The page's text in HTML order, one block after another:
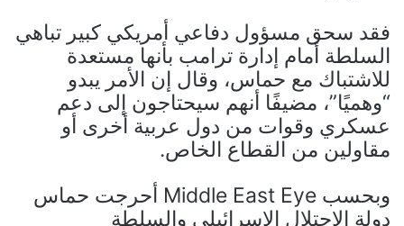
فقد سحق مسؤول دفاعي أمريكي كبير تباهي
السلطة أمام إدارة ترامب بأنها مستعدة
للاشتباك مع حماس، وقال إن الأمر يبدو
“وهميًا”، مضيفًا أنهم سيحتاجون إلى دعم
عسكري وقوات من دول عربية أخرى أو
مقاولين من القطاع الخاص.
وبحسب Middle East Eye أحرجت حماس
دولة الاحتلال الإسرائيلي والسلطة